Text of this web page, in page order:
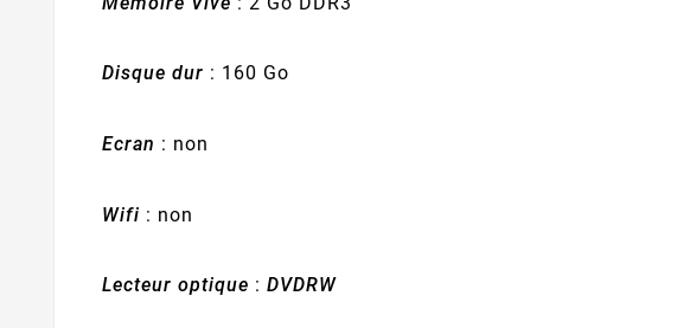
Disque dur : 160 Go
Ecran : non
Wifi : non
Lecteur optique : DVDRW